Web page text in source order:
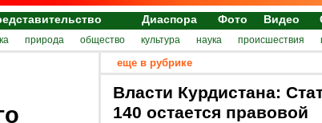
Диаспора Фото Видео
природа общество культура наука происшествия
еще в рубрике
Власти Курдистана:
140 остается правовой